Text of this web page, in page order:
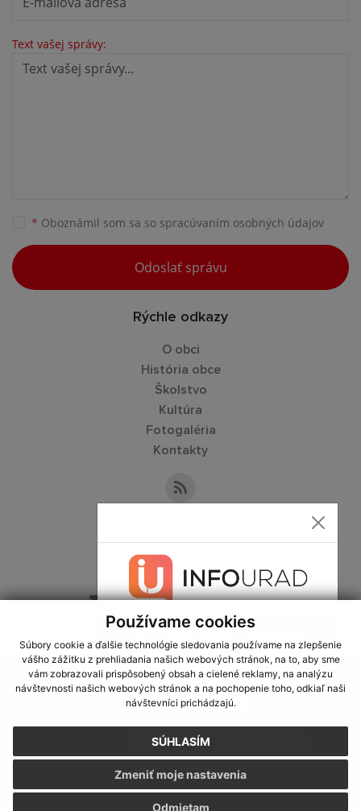
Používame cookies
Súbory cookie a ďalšie technológie sledovania používame na zlepšenie
vášho zážitku z prehliadania našich webových stránok, na to, aby sme
vám zobrazovali prispôsobený obsah a cielené reklamy, na analýzu
návštevnosti našich webových stránok a na pochopenie toho, odkiaľ naši
návštevníci prichádzajú.
SÚHLASÍM
Odmietam
Zmeniť moje nastavenia
Text vašej správy:
* Oboznámil som sa so spracúvaním osobných údajov
Odoslať správu
Rýchle odkazy
O obci
História obce
Školstvo
Kultúra
Fotogaléria
Kontakty
+421 36 749 13 33
sekretariat@obecslatina.sk
využite možnosť získavania aktuálnych informácií s využitím RSS
CMS systém (redakčný) systém ECHELON 2,Mapa stránok,web portál
webex.digital, s.r.o.,domény,registrácia domény
Posledná aktualizácia:24.07.2026
Vytlačiť stránku|Vyhlásenie o prístupnosti